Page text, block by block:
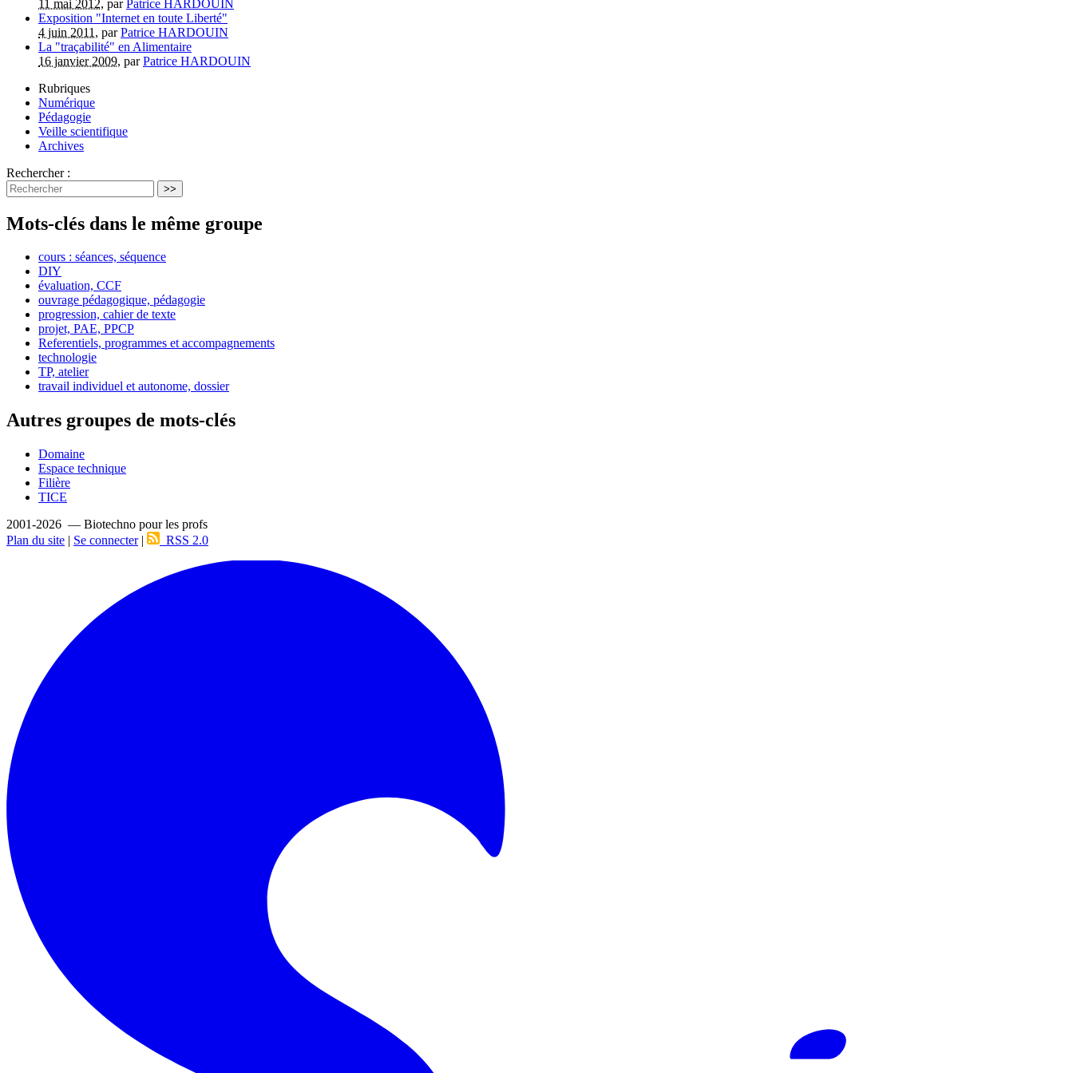
11 mai 2012, par Patrice HARDOUIN
Exposition "Internet en toute Liberté"
4 juin 2011 , parPatrice HARDOUIN
La "traçabilité" en Alimentaire
16 janvier 2009, parPatrice HARDOUIN
Rubriques
Numérique
Pédagogie
Veille scientifique
Archives
Rechercher :
>>
Mots-clés dans le même groupe
cours : séances, séquence
DIY
évaluation, CCF
ouvrage pédagogique, pédagogie
progression, cahier de texte
projet, PAE, PPCP
Referentiels, programmes et accompagnements
technologie
TP, atelier
travail individuel et autonome, dossier
Autres groupes de mots-clés
Domaine
Espace technique
Filière
TICE
2001-2026 — Biotechno pour les profs
Plan du site | Se connecter| RSS 2.0